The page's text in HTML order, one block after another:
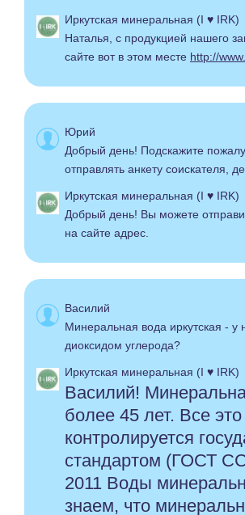
Иркутская минеральная (I ♥ IRK)
Наталья, с продукцией нашего
сайте вот в этом месте http://
Юрий
Добрый день! Подскажите
отправлять анкету соискателя,
Иркутская минеральная (I ♥ IRK)
Добрый день! Вы можете
на сайте адрес.
Василий
Минеральная вода иркутская - у
диоксидом углерода?
Иркутская минеральная (I ♥ IRK)
Василий!
более 45 лет. Все
контролируется
стандартом (ГОСТ
2011 Воды
знаем, что